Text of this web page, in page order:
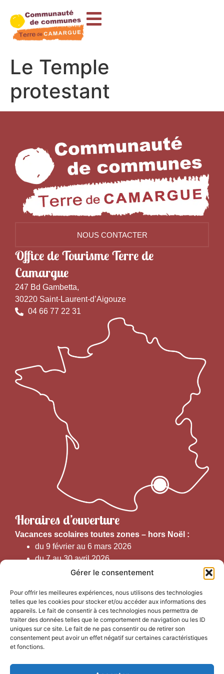
Gérer le consentement
Pour offrir les meilleures expériences, nous utilisons des technologies
telles que les cookies pour stocker et/ou accéder aux informations des
appareils. Le fait de consentir à ces technologies nous permettra de
traiter des données telles que le comportement de navigation ou les ID
uniques sur ce site. Le fait de ne pas consentir ou de retirer son
consentement peut avoir un effet négatif sur certaines caractéristiques
et fonctions.
principal
Le Temple
protestant
NOUS CONTACTER
Office de Tourisme Terre de
Camargue
247 Bd Gambetta,
30220 Saint-Laurent-d’Aigouze
04 66 77 22 31
Horaires d’ouverture
Vacances scolaires toutes zones – hors Noël :
du 9 février au 6 mars 2026
du 7 au 30 avril 2026
du 1er juin au 30 septembre 2026
Horaires d’ouverture au public :
Du 1er septembre au 30 juin 2026 (hors juillet et août)
du lundi au vendredi de 9h50 à 12h30 et de